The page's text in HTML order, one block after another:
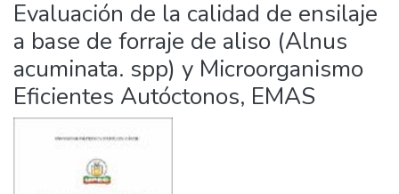
Estadísticas Externas
Manuales
Evaluación de la calidad de ensilaje
a base de forraje de aliso (Alnus
acuminata. spp) y Microorganismo
Eficientes Autóctonos, EMAS